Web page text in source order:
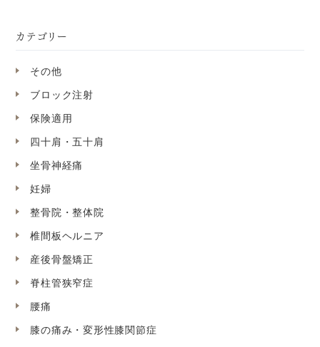
カテゴリー
その他
ブロック注射
保険適用
四十肩・五十肩
坐骨神経痛
妊婦
整骨院・整体院
椎間板ヘルニア
産後骨盤矯正
脊柱管狭窄症
腰痛
膝の痛み・変形性膝関節症